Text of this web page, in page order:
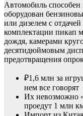
Автомобиль способен
оборудован
или дизелем с
комплектации пикап
дождя, камерами
десятидюймовым
предотвращения
₽1,6 млн за
нем все говорят
Их невозможно
проедут 1 млн